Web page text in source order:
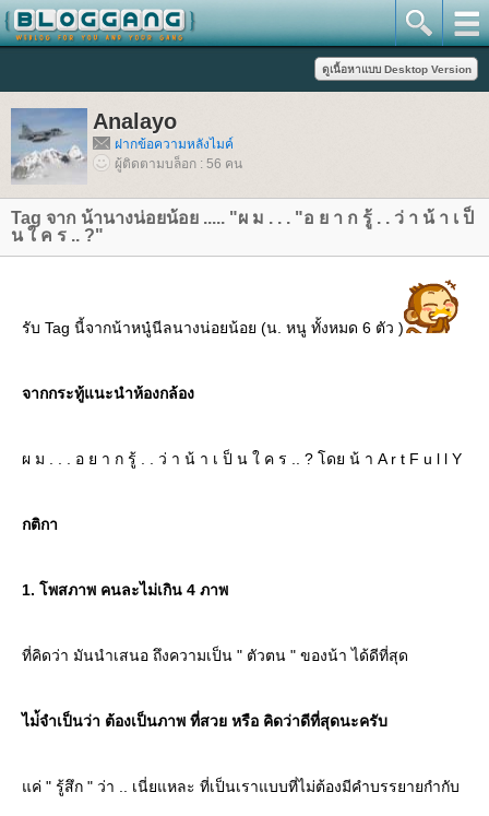
Analayo
ฝากข้อความหลังไมค์
ผู้ติดตามบล็อก : 56 คน
Tag จาก น้านางน่อยน้อย ..... "ผ ม . . . "อ ย า ก รู้ . . ว่ า น้ า เ ป็
น ใ ค ร .. ?"
รับ Tag นี้จากน้าหนู๋นีลนางน่อยน้อย (น. หนู ทั้งหมด 6 ตัว )
จากกระทู้แนะนำห้องกล้อง
ผ ม . . . อ ย า ก รู้ . . ว่ า น้ า เ ป็ น ใ ค ร .. ? โดย น้ า A r t F u l l Y
กติกา
1. โพสภาพ คนละไม่เกิน 4 ภาพ
ที่คิดว่า มันนำเสนอ ถึงความเป็น " ตัวตน " ของน้า ได้ดีที่สุด
ไม่้จำเป็นว่า ต้องเป็นภาพ ที่สวย หรือ คิดว่าดีที่สุดนะครับ
ค่ " รู้สึก " ว่า .. เนี่ยแหละ ที่เป็นเราแบบที่ไม่ต้องมีคำบรรยายกำกับ